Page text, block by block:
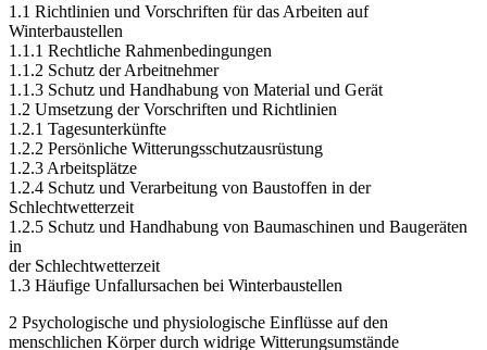
1 Arbeits- und Gesundheitsschutz auf Baustellen
1.1 Richtlinien und Vorschriften für das Arbeiten auf
Winterbaustellen
1.1.1 Rechtliche Rahmenbedingungen
1.1.2 Schutz der Arbeitnehmer
1.1.3 Schutz und Handhabung von Material und Gerät
1.2 Umsetzung der Vorschriften und Richtlinien
1.2.1 Tagesunterkünfte
1.2.2 Persönliche Witterungsschutzausrüstung
1.2.3 Arbeitsplätze
1.2.4 Schutz und Verarbeitung von Baustoffen in der
Schlechtwetterzeit
1.2.5 Schutz und Handhabung von Baumaschinen und Baugeräten
in
1.3 Häufige Unfallursachen bei Winterbaustellen